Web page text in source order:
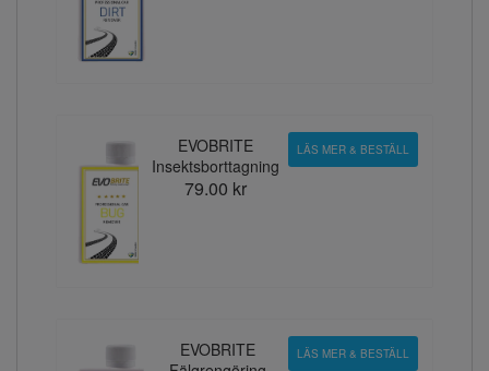
EVOBRITE
Insektsborttagning
79.00 kr
LÄS MER & BESTÄLL
EVOBRITE
LÄS MER & BESTÄLL